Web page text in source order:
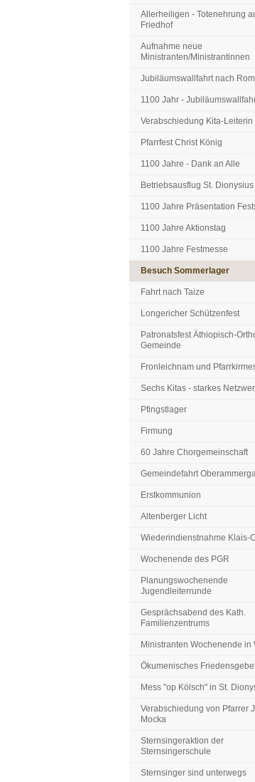
Allerheiligen - Totenehrung
Friedhof
Aufnahme neue
Ministranten/Ministrantinnen
Jubiläumswallfahrt nach Rom
1100 Jahr -
Verabschiedung Kita-Leiterin
Pfarrfest Christ König
1100 Jahre - Dank an Alle
Betriebsausflug St. Dionysius
1100 Jahre Präsentation
1100 Jahre Aktionstag
1100 Jahre Festmesse
Besuch Sommerlager
Fahrt nach Taize
Longericher Schützenfest
Patronatsfest Äthiopisch-
Gemeinde
Fronleichnam und
Sechs Kitas - starkes
Pfingstlager
Firmung
60 Jahre Chorgemeinschaft
Gemeindefahrt
Erstkommunion
Altenberger Licht
Wiederindienstnahme Klais-
Wochenende des PGR
Planungswochenende
Jugendleiterrunde
Gesprächsabend des Kath.
Familienzentrums
Ministranten Wochenende in
Ökumenisches
Mess "op Kölsch" in St.
Verabschiedung von Pfarrer
Mocka
Sternsingeraktion der
Sternsingerschule
Sternsinger sind unterwegs